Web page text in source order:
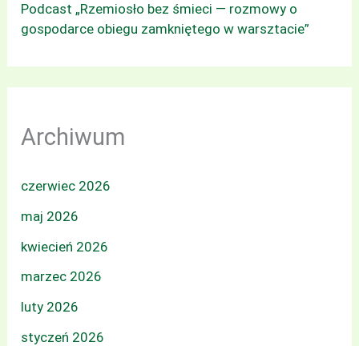
Podcast „Rzemiosło bez śmieci — rozmowy o
gospodarce obiegu zamkniętego w warsztacie”
Archiwum
czerwiec 2026
maj 2026
kwiecień 2026
marzec 2026
luty 2026
styczeń 2026